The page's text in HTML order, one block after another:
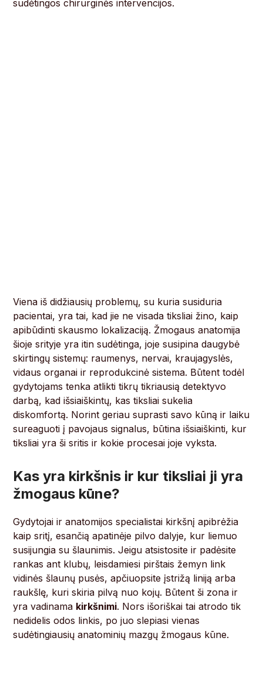
sudėtingos chirurginės intervencijos.
Viena iš didžiausių problemų, su kuria susiduria
pacientai, yra tai, kad jie ne visada tiksliai žino, kaip
apibūdinti skausmo lokalizaciją. Žmogaus anatomija
šioje srityje yra itin sudėtinga, joje susipina daugybė
skirtingų sistemų: raumenys, nervai, kraujagyslės,
vidaus organai ir reprodukcinė sistema. Būtent todėl
gydytojams tenka atlikti tikrų tikriausią detektyvo
darbą, kad išsiaiškintų, kas tiksliai sukelia
diskomfortą. Norint geriau suprasti savo kūną ir laiku
sureaguoti į pavojaus signalus, būtina išsiaiškinti, kur
tiksliai yra ši sritis ir kokie procesai joje vyksta.
Kas yra kirkšnis ir kur tiksliai ji yra
žmogaus kūne?
Gydytojai ir anatomijos specialistai kirkšnį apibrėžia
kaip sritį, esančią apatinėje pilvo dalyje, kur liemuo
susijungia su šlaunimis. Jeigu atsistosite ir padėsite
rankas ant klubų, leisdamiesi pirštais žemyn link
vidinės šlaunų pusės, apčiuopsite įstrižą liniją arba
raukšlę, kuri skiria pilvą nuo kojų. Būtent ši zona ir
yra vadinama kirkšnimi. Nors išoriškai tai atrodo tik
nedidelis odos linkis, po juo slepiasi vienas
sudėtingiausių anatominių mazgų žmogaus kūne.